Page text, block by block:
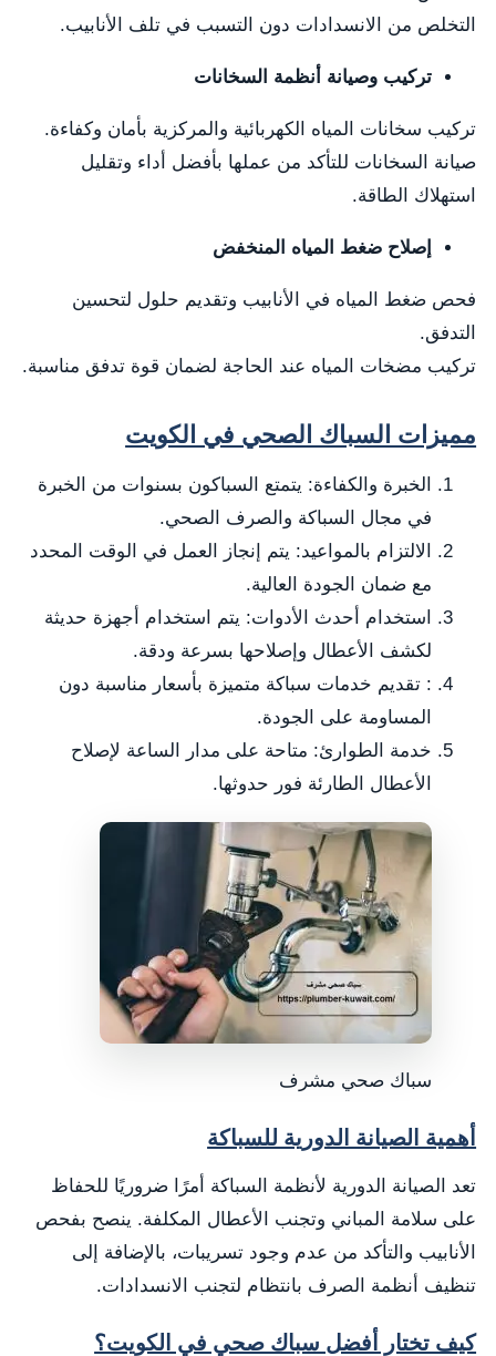
التخلص من الانسدادات دون التسبب في تلف الأنابيب.
تركيب وصيانة أنظمة السخانات
تركيب سخانات المياه الكهربائية والمركزية بأمان وكفاءة.
صيانة السخانات للتأكد من عملها بأفضل أداء وتقليل
استهلاك الطاقة.
إصلاح ضغط المياه المنخفض
فحص ضغط المياه في الأنابيب وتقديم حلول لتحسين
التدفق.
تركيب مضخات المياه عند الحاجة لضمان قوة تدفق مناسبة.
مميزات السباك الصحي في الكويت
الخبرة والكفاءة: يتمتع السباكون بسنوات من الخبرة
في مجال السباكة والصرف الصحي.
الالتزام بالمواعيد: يتم إنجاز العمل في الوقت المحدد
مع ضمان الجودة العالية.
استخدام أحدث الأدوات: يتم استخدام أجهزة حديثة
لكشف الأعطال وإصلاحها بسرعة ودقة.
: تقديم خدمات سباكة متميزة بأسعار مناسبة دون
المساومة على الجودة.
خدمة الطوارئ: متاحة على مدار الساعة لإصلاح
الأعطال الطارئة فور حدوثها.
سباك صحي مشرف
أهمية الصيانة الدورية للسباكة
تعد الصيانة الدورية لأنظمة السباكة أمرًا ضروريًا للحفاظ
على سلامة المباني وتجنب الأعطال المكلفة. ينصح بفحص
الأنابيب والتأكد من عدم وجود تسريبات، بالإضافة إلى
تنظيف أنظمة الصرف بانتظام لتجنب الانسدادات.
كيف تختار أفضل سباك صحي في الكويت؟